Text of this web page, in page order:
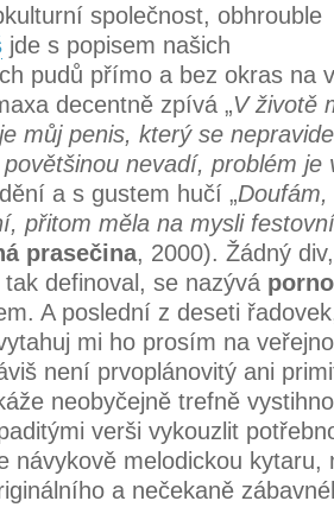
společnost, obhrouble
jde s popisem našich
pudů přímo a bez okras na
decentně zpívá „V životě
můj penis, který se
nevadí, problém je
a s gustem hučí „
přitom měla na mysli
prasečina, 2000). Žádný
definoval, se nazývá
A poslední z deseti
mi ho prosím na
není prvoplánovitý ani
neobyčejně trefně
verši vykouzlit
návykově melodickou kytaru,
a nečekaně